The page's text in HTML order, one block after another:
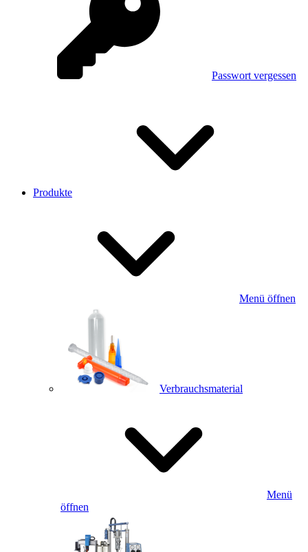
Passwort vergessen
Produkte
Menü öffnen
Verbrauchsmaterial
Menü
öffnen